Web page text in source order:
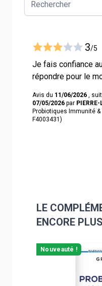
3/5
Je fais confiance
répondre pour le
Avis du 11/06/2026 ,
07/05/2026 par
Probiotiques Immunité
F4003431)
LE
ENCORE
Navigating
Press to skip
Nouveauté !